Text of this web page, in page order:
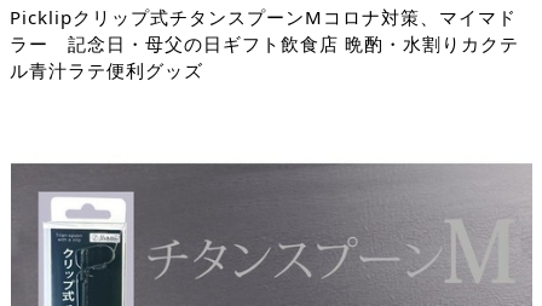
k
li
Picklipクリップ式チタンスプーンMコロナ対策、マイマド
ラー 記念日・母父の日ギフト飲食店 晩酌・水割りカクテ
ル青汁ラテ便利グッズ